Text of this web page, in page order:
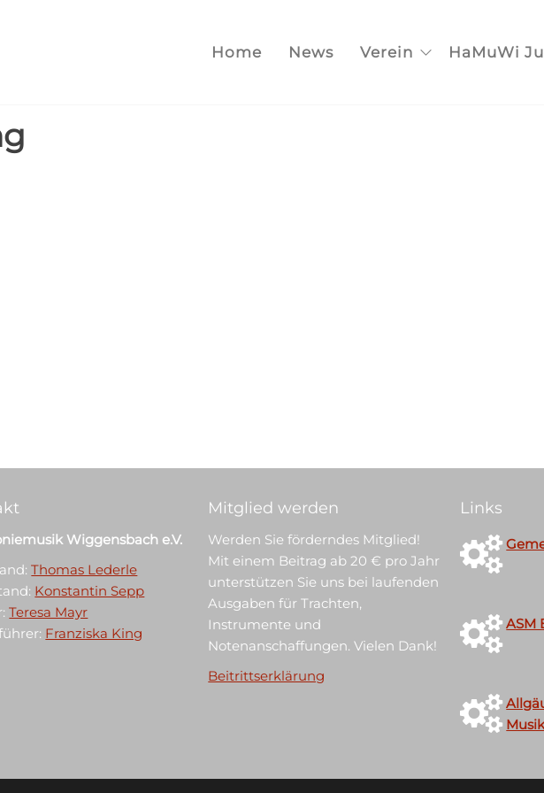
Home News Verein HaMuWi
Wiggensbach e.V.
Thomas Lederle
Konstantin Sepp
Teresa Mayr
Franziska King
Mitglied werden
Werden Sie förderndes Mitglied!
Mit einem Beitrag ab 20 € pro Jahr
unterstützen Sie uns bei laufenden
Ausgaben für Trachten,
Instrumente und
Notenanschaffungen. Vielen Dank!
Beitrittserklärung
Links
ASM